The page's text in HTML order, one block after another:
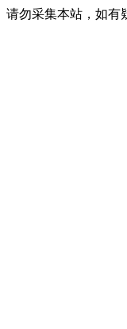
请勿采集本站，如有